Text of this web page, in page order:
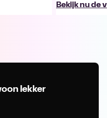
Bekijk nu de
lekker